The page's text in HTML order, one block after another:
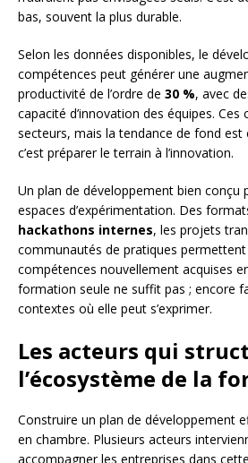
bas, souvent la plus durable.
Selon les données disponibles, le
compétences peut générer une
productivité de l’ordre de 30 %, avec
capacité d’innovation des équipes.
secteurs, mais la tendance de fond
c’est préparer le terrain à l’innovation.
Un plan de développement bien conçu
espaces d’expérimentation. Des
hackathons internes, les projets
communautés de pratiques
compétences nouvellement acquises
formation seule ne suffit pas ; encore
contextes où elle peut s’exprimer.
Les acteurs qui
l’écosystème de la
Construire un plan de développement
en chambre. Plusieurs acteurs
accompagner les entreprises dans